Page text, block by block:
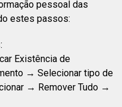
pessoal das
estes passos:
:
Existência de
→ Selecionar tipo de
→ Remover Tudo →